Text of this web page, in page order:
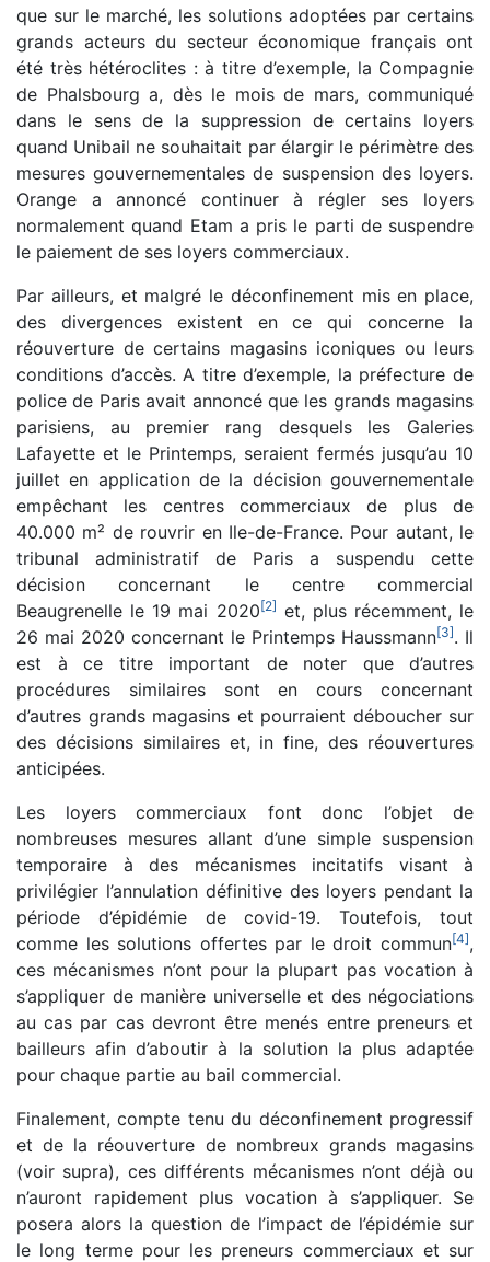
que sur le marché, les solutions adoptées par certains
grands acteurs du secteur économique français ont
été très hétéroclites : à titre d’exemple, la Compagnie
de Phalsbourg a, dès le mois de mars, communiqué
dans le sens de la suppression de certains loyers
quand Unibail ne souhaitait par élargir le périmètre des
mesures gouvernementales de suspension des loyers.
Orange a annoncé continuer à régler ses loyers
normalement quand Etam a pris le parti de suspendre
le paiement de ses loyers commerciaux.
Par ailleurs, et malgré le déconfinement mis en place,
des divergences existent en ce qui concerne la
réouverture de certains magasins iconiques ou leurs
conditions d’accès. A titre d’exemple, la préfecture de
police de Paris avait annoncé que les grands magasins
parisiens, au premier rang desquels les Galeries
Lafayette et le Printemps, seraient fermés jusqu’au 10
juillet en application de la décision gouvernementale
empêchant les centres commerciaux de plus de
40.000 m² de rouvrir en Ile-de-France. Pour autant, le
tribunal administratif de Paris a suspendu cette
décision concernant le centre commercial
Beaugrenelle le 19 mai 2020[2] et, plus récemment, le
26 mai 2020 concernant le Printemps Haussmann[3]. Il
est à ce titre important de noter que d’autres
procédures similaires sont en cours concernant
d’autres grands magasins et pourraient déboucher sur
des décisions similaires et, in fine, des réouvertures
anticipées.
Les loyers commerciaux font donc l’objet de
nombreuses mesures allant d’une simple suspension
temporaire à des mécanismes incitatifs visant à
privilégier l’annulation définitive des loyers pendant la
période d’épidémie de covid-19. Toutefois, tout
comme les solutions offertes par le droit commun[4],
ces mécanismes n’ont pour la plupart pas vocation à
s’appliquer de manière universelle et des négociations
au cas par cas devront être menés entre preneurs et
bailleurs afin d’aboutir à la solution la plus adaptée
pour chaque partie au bail commercial.
Finalement, compte tenu du déconfinement progressif
et de la réouverture de nombreux grands magasins
(voir supra), ces différents mécanismes n’ont déjà ou
n’auront rapidement plus vocation à s’appliquer. Se
posera alors la question de l’impact de l’épidémie sur
le long terme pour les preneurs commerciaux et sur